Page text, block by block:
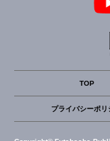
TOP
プライバシーポリ